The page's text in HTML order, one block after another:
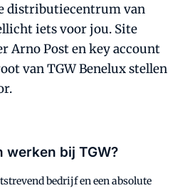
distributiecentrum van
iets voor jou. Site
Arno Post en key account
van TGW Benelux stellen
werken bij TGW?
bedrijf en een absolute